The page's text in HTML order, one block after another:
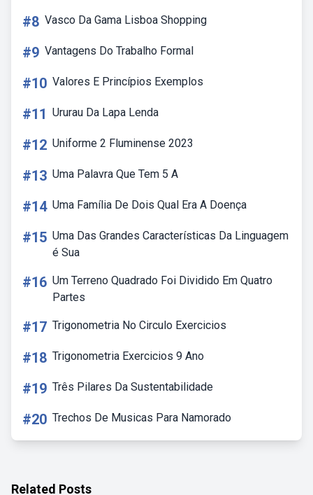
#8 Vasco Da Gama Lisboa Shopping
#9 Vantagens Do Trabalho Formal
#10 Valores E Princípios Exemplos
#11 Ururau Da Lapa Lenda
#12 Uniforme 2 Fluminense 2023
#13 Uma Palavra Que Tem 5 A
#14 Uma Família De Dois Qual Era A Doença
#15 Uma Das Grandes Características Da Linguagem
é Sua
#16 Um Terreno Quadrado Foi Dividido Em Quatro
Partes
#17 Trigonometria No Circulo Exercicios
#18 Trigonometria Exercicios 9 Ano
#19 Três Pilares Da Sustentabilidade
#20 Trechos De Musicas Para Namorado
Related Posts